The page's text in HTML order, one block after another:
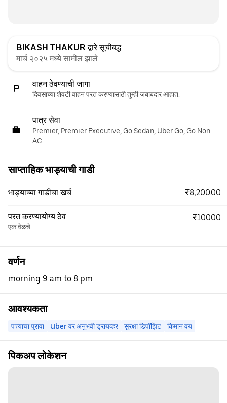
BIKASH THAKUR द्वारे सूचीबद्ध
मार्च २०२५ मध्ये सामील झाले
वाहन ठेवण्याची जागा
दिवसाच्या शेवटी वाहन परत करण्यासाठी तुम्ही जबाबदार आहात.
पात्र सेवा
Premier, Premier Executive, Go Sedan, Uber Go, Go Non
AC
साप्ताहिक भाड्याची गाडी
भाड्याच्या गाडीचा खर्च ₹8,200.00
परत करण्यायोग्य ठेव
एक वेळचे
₹10000
वर्णन
morning 9 am to 8 pm
आवश्यकता
पत्त्याचा पुरावा Uber वर अनुभवी ड्रायव्हर सुरक्षा डिपॉझिट किमान वय
पिकअप लोकेशन